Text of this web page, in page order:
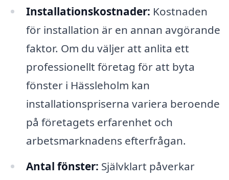
Installationskostnader: Kostnaden
för installation är en annan avgörande
faktor. Om du väljer att anlita ett
professionellt företag för att byta
fönster i Hässleholm kan
installationspriserna variera beroende
på företagets erfarenhet och
arbetsmarknadens efterfrågan.
Antal fönster: Självklart påverkar